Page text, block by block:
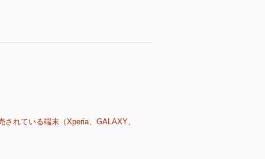
れている端末（Xperia、GALAXY、